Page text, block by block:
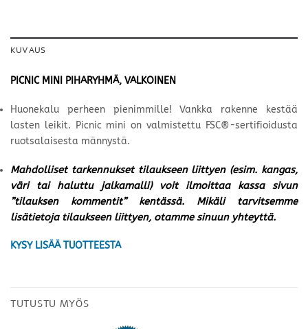
KUVAUS
PICNIC MINI PIHARYHMÄ, VALKOINEN
Huonekalu perheen pienimmille! Vankka rakenne kestää
lasten leikit. Picnic mini on valmistettu FSC®-sertifioidusta
ruotsalaisesta männystä.
Mahdolliset tarkennukset tilaukseen liittyen (esim. kangas,
väri tai haluttu jalkamalli) voit ilmoittaa kassa sivun
”tilauksen kommentit” kentässä. Mikäli tarvitsemme
lisätietoja tilaukseen liittyen, otamme sinuun yhteyttä.
KYSY LISÄÄ TUOTTEESTA
TUTUSTU MYÖS